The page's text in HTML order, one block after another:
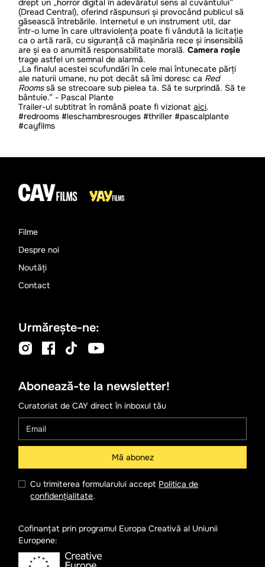
drept un „horror digital în adevăratul sens al cuvântului”
(Dread Central), oferind răspunsuri și provocând publicul să
găsească întrebările. Internetul e un instrument util, dar
într-o lume în care ultraviolența poate fi vândută la licitație
ca o artă rară, cu siguranță că mașinăria rece și insensibilă
are și ea o anumită responsabilitate morală.Camera roșie
trage astfel un semnal de alarmă.
„La finalul acestei scufundări în cele mai întunecate părți
ale naturii umane, nu pot decât să îmi doresc ca Red
Roomssă se strecoare sub pielea ta. Să te surprindă. Să te
bântuie.” - Pascal Plante
Trailer-ul subtitrat în română poate fi vizionataici.
#redrooms #leschambresrouges #thriller #pascalplante
#cayfilms
Urmărește-ne:
Abonează-te la newsletter!
Curatoriat de CAY direct în inboxul tău
Cu trimiterea formularului accept Politica de
confidențialitate.
Filme
Despre noi
Noutăți
Contact
Cofinanțat prin programul Europa Creativă al Uniunii
Europene: